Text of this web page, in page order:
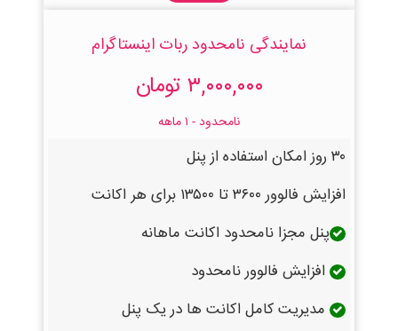
نمایندگی نامحدود ربات اینستاگرام
۳,۰۰۰,۰۰۰ تومان
نامحدود - ۱ ماهه
۳۰ روز امکان استفاده از پنل
افزایش فالوور ۳۶۰۰ تا ۱۳۵۰۰ برای هر اکانت
پنل مجزا نامحدود اکانت ماهانه
افزایش فالوور نامحدود
مدیریت کامل اکانت ها در یک پنل